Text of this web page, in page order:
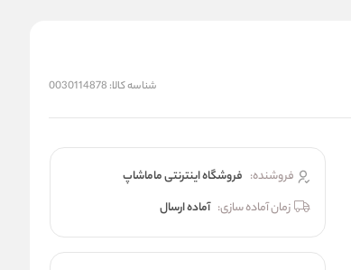
شناسه کالا: 0030114878
فروشنده: فروشگاه اینترنتی ماماشاپ
زمان آماده سازی: آماده ارسال